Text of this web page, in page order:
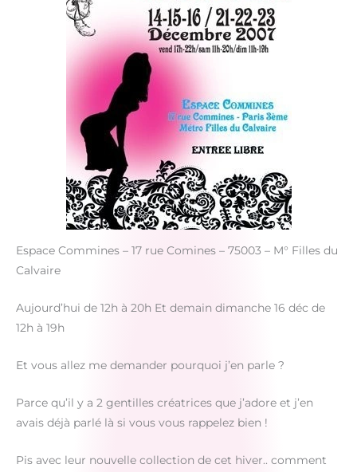
Espace Commines – 17 rue Comines – 75003 – M° Filles du
Calvaire
Aujourd’hui de 12h à 20h Et demain dimanche 16 déc de
12h à 19h
Et vous allez me demander pourquoi j’en parle ?
Parce qu’il y a 2 gentilles créatrices que j’adore et j’en
avais déjà parlé là si vous vous rappelez bien !
Pis avec leur nouvelle collection de cet hiver.. comment